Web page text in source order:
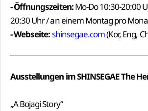
- Öffnungszeiten:Mo-Do 10:30-20:00
20:30 Uhr / an einem Montag pro
- Webseite: shinsegae.com(Kor, Eng,
Ausstellungen im SHINSEGAE The
„A Bojagi Story“